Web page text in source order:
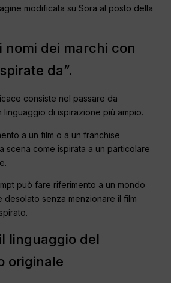
modificata su Sora al posto della
nomi dei marchi con
da”.
consiste nel passare da
linguaggio di ispirazione più ampio.
a un film o a un franchise
scena come ispirata a un particolare
può fare riferimento a un mondo
senza menzionare il film
linguaggio del
originale